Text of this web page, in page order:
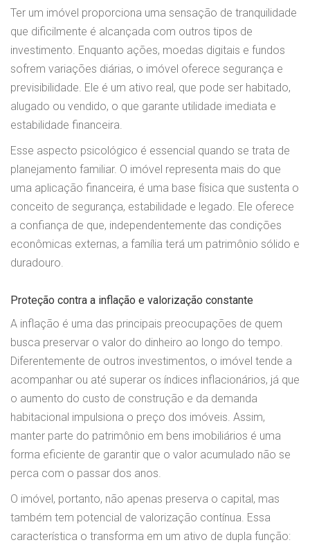
Ter um imóvel proporciona uma sensação de tranquilidade
que dificilmente é alcançada com outros tipos de
investimento. Enquanto ações, moedas digitais e fundos
sofrem variações diárias, o imóvel oferece segurança e
previsibilidade. Ele é um ativo real, que pode ser habitado,
alugado ou vendido, o que garante utilidade imediata e
estabilidade financeira.
Esse aspecto psicológico é essencial quando se trata de
planejamento familiar. O imóvel representa mais do que
uma aplicação financeira, é uma base física que sustenta o
conceito de segurança, estabilidade e legado. Ele oferece
a confiança de que, independentemente das condições
econômicas externas, a família terá um patrimônio sólido e
duradouro.
Proteção contra a inflação e valorização constante
A inflação é uma das principais preocupações de quem
busca preservar o valor do dinheiro ao longo do tempo.
Diferentemente de outros investimentos, o imóvel tende a
acompanhar ou até superar os índices inflacionários, já que
o aumento do custo de construção e da demanda
habitacional impulsiona o preço dos imóveis. Assim,
manter parte do patrimônio em bens imobiliários é uma
forma eficiente de garantir que o valor acumulado não se
perca com o passar dos anos.
O imóvel, portanto, não apenas preserva o capital, mas
também tem potencial de valorização contínua. Essa
característica o transforma em um ativo de dupla função: